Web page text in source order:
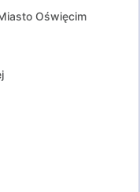
Oświęcim